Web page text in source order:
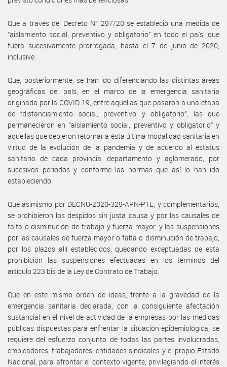
Que a través del Decreto N° 297/20 se estableció una medida de
“aislamiento social, preventivo y obligatorio” en todo el país, que
fuera sucesivamente prorrogada, hasta el 7 de junio de 2020,
inclusive.
Que, posteriormente, se han ido diferenciando las distintas áreas
geográficas del país, en el marco de la emergencia sanitaria
originada por la COVID 19, entre aquellas que pasaron a una etapa
de “distanciamiento social, preventivo y obligatorio”, las que
permanecieron en “aislamiento social, preventivo y obligatorio” y
aquellas que debieron retornar a ésta última modalidad sanitaria en
virtud de la evolución de la pandemia y de acuerdo al estatus
sanitario de cada provincia, departamento y aglomerado, por
sucesivos periodos y conforme las normas que así lo han ido
estableciendo.
Que asimismo por DECNU-2020-329-APN-PTE, y complementarios,
se prohibieron los despidos sin justa causa y por las causales de
falta o disminución de trabajo y fuerza mayor, y las suspensiones
por las causales de fuerza mayor o falta o disminución de trabajo,
por los plazos allí establecidos, quedando exceptuadas de esta
prohibición las suspensiones efectuadas en los términos del
artículo 223 bis de la Ley de Contrato de Trabajo.
Que en este mismo orden de ideas, frente a la gravedad de la
emergencia sanitaria declarada, con la consiguiente afectación
sustancial en el nivel de actividad de la empresas por las medidas
públicas dispuestas para enfrentar la situación epidemiológica, se
requiere del esfuerzo conjunto de todas las partes involucradas,
empleadores, trabajadores, entidades sindicales y el propio Estado
Nacional, para afrontar el contexto vigente, privilegiando el interés